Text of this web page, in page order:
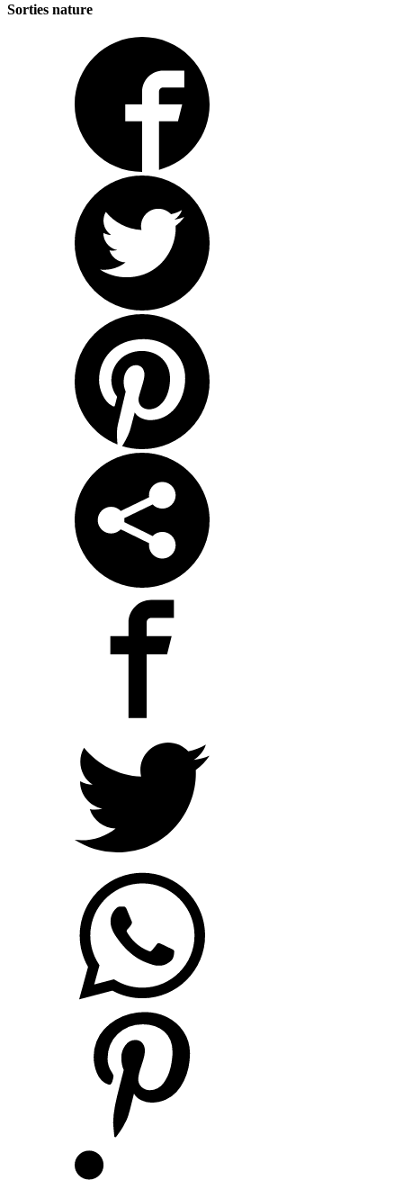
Sorties nature